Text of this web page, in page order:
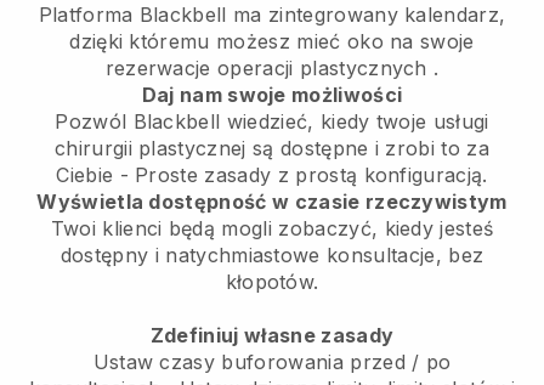
Platforma Blackbell ma zintegrowany kalendarz,
dzięki któremu możesz mieć oko na swoje
rezerwacje operacji plastycznych .
Daj nam swoje możliwości
Pozwól Blackbell wiedzieć, kiedy twoje usługi
chirurgii plastycznej są dostępne i zrobi to za
Ciebie - Proste zasady z prostą konfiguracją.
Wyświetla dostępność w czasie rzeczywistym
Twoi klienci będą mogli zobaczyć, kiedy jesteś
dostępny i natychmiastowe konsultacje, bez
kłopotów.
Zdefiniuj własne zasady
Ustaw czasy buforowania przed / po